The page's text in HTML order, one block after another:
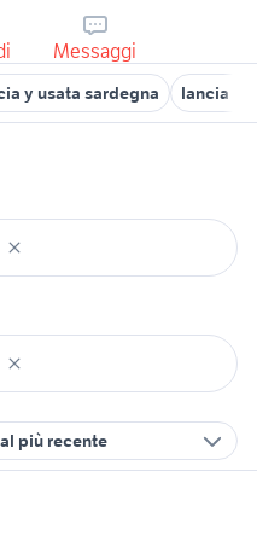
Messaggi
y usata sardegna lancia
più recente